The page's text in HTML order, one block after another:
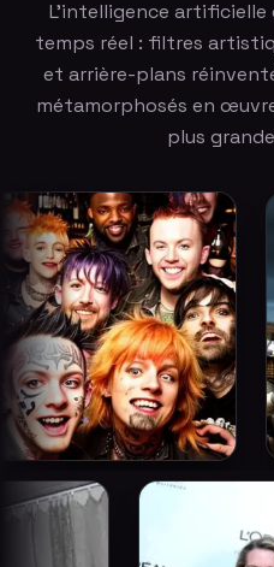
L'intelligence
temps réel : filtres
et arrière-plans
métamorphosés en
plus